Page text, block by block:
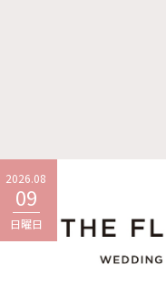
2026.08
09
日曜日